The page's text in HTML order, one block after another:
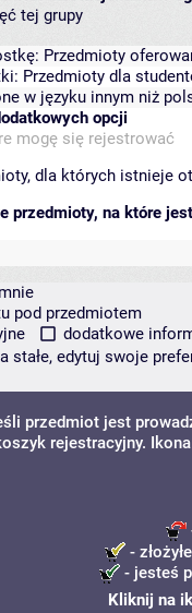
tej grupy
Przedmioty
Przedmioty dla
w języku innym niż
opcji
mogę się rejestrować
dla których istnieje
przedmioty, na które
pod przedmiotem
dodatkowe
edytuj swoje
przedmiot jest
rejestracyjny.
-
- jesteś
Kliknij na